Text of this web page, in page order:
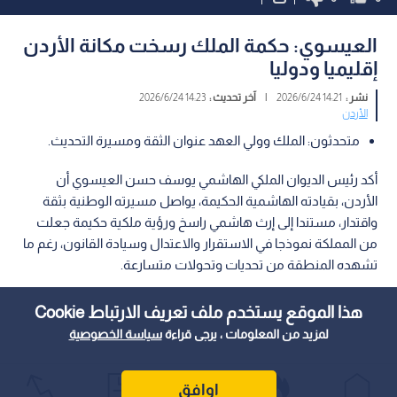
هذا الموقع يستخدم ملف تعريف الارتباط Cookie
لمزيد من المعلومات ، يرجى قراءةسياسة الخصوصية
اوافق
العيسوي: حكمة الملك رسخت مكانة الأردن
إقليميا ودوليا
نشر : 14:21 2026/6/24
| آخر تحديث :14:23 2026/6/24
الأردن
متحدثون: الملك وولي العهد عنوان الثقة ومسيرة التحديث.
أكد رئيس الديوان الملكي الهاشمي يوسف حسن العيسوي أن
الأردن، بقيادته الهاشمية الحكيمة، يواصل مسيرته الوطنية بثقة
واقتدار، مستندا إلى إرث هاشمي راسخ ورؤية ملكية حكيمة جعلت
من المملكة نموذجا في الاستقرار والاعتدال وسيادة القانون، رغم ما
تشهده المنطقة من تحديات وتحولات متسارعة.